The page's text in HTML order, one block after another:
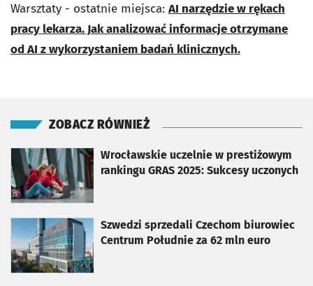
Warsztaty - ostatnie miejsca: AI narzędzie w rękach
pracy lekarza. Jak analizować informacje otrzymane
od AI z wykorzystaniem badań klinicznych.
ZOBACZ RÓWNIEŻ
Wrocławskie uczelnie w prestiżowym
rankingu GRAS 2025: Sukcesy uczonych
otworzy się w nowej karcie
Szwedzi sprzedali Czechom biurowiec
Centrum Południe za 62 mln euro
otworzy się w nowej karcie